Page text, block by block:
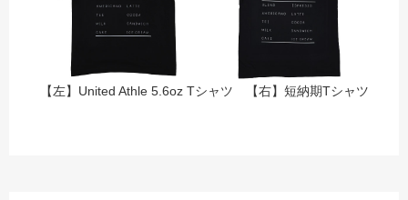
【左】United Athle 5.6oz Tシャツ 【右】短納期Tシャツ